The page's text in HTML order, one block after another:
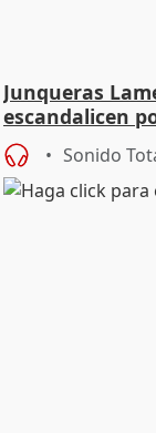
Junqueras
escandalicen
Sonido